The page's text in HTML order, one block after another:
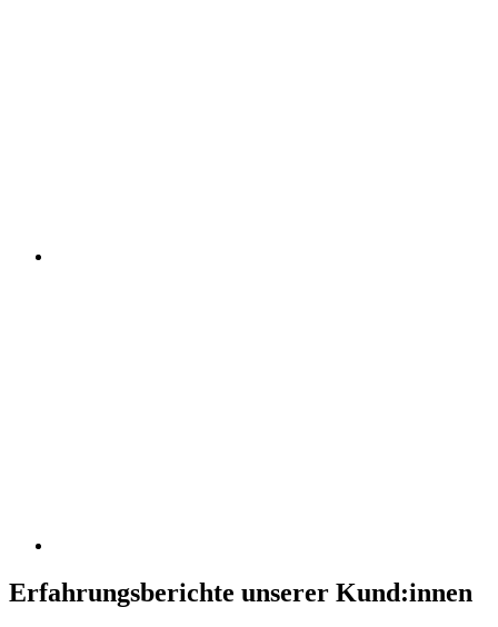
Erfahrungsberichte unserer Kund:innen